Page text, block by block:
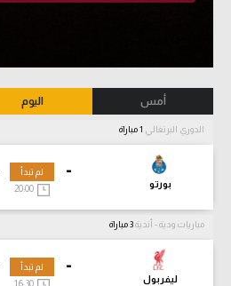
أمس اليوم
الدوري البرتغالي
-
بورتو
لم تبدأ
مباريات ودية - أندية
-
ليفربول
لم تبدأ